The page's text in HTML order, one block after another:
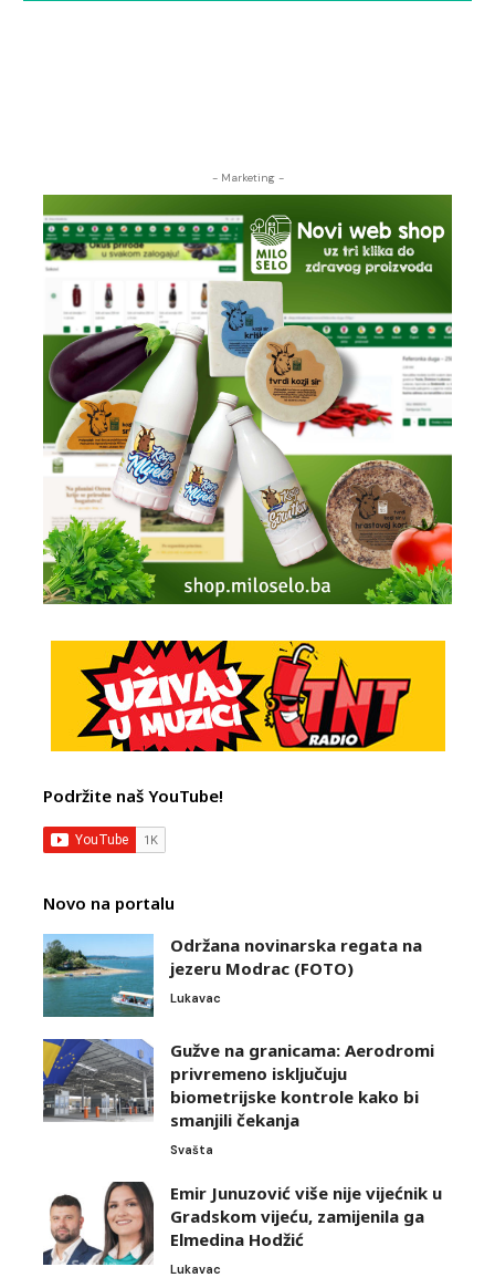
- Marketing -
Podržite naš YouTube!
Novo na portalu
Održana novinarska regata na
jezeru Modrac (FOTO)
Lukavac
Gužve na granicama: Aerodromi
privremeno isključuju
biometrijske kontrole kako bi
smanjili čekanja
Svašta
Emir Junuzović više nije vijećnik u
Gradskom vijeću, zamijenila ga
Elmedina Hodžić
Lukavac